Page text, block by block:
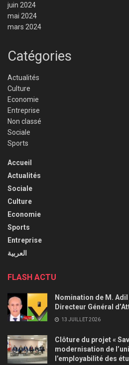
juin 2024
mai 2024
mars 2024
Catégories
Actualités
Culture
Economie
Entreprise
Non classé
Sociale
Sports
Accueil
Actualités
Sociale
Culture
Economie
Sports
Entreprise
العربية
FLASH ACTU
Nomination de M. Adil
Directeur Général
13 JUILLET 2026
Clôture du projet «
modernisation de
l’employabilité des